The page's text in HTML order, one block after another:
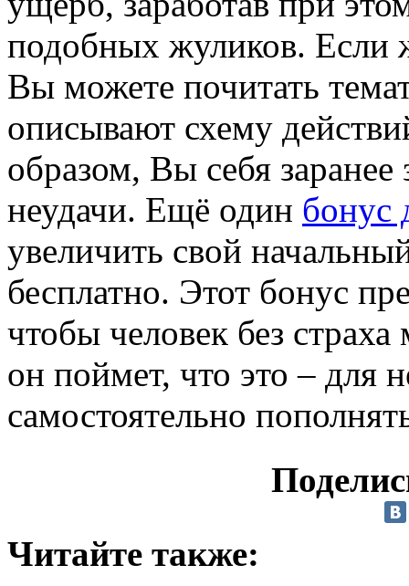
подобных жуликов. Если
Вы можете почитать
описывают схему
образом, Вы себя заранее
неудачи. Ещё один бонус
увеличить свой
бесплатно. Этот бонус
чтобы человек без
он поймет, что это – для
самостоятельно
Читайте также: